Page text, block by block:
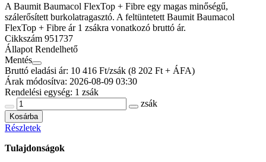
A Baumit Baumacol FlexTop + Fibre egy magas minőségű,
szálerősített burkolatragasztó. A feltüntetett Baumit Baumacol
FlexTop + Fibre ár 1 zsákra vonatkozó bruttó ár.
Cikkszám 951737
Állapot Rendelhető
Mentés
Bruttó eladási ár: 10 416 Ft/zsák (8 202 Ft + ÁFA)
Árak módosítva: 2026-08-09 03:30
Rendelési egység: 1 zsák
zsák
Kosárba
Részletek
Tulajdonságok